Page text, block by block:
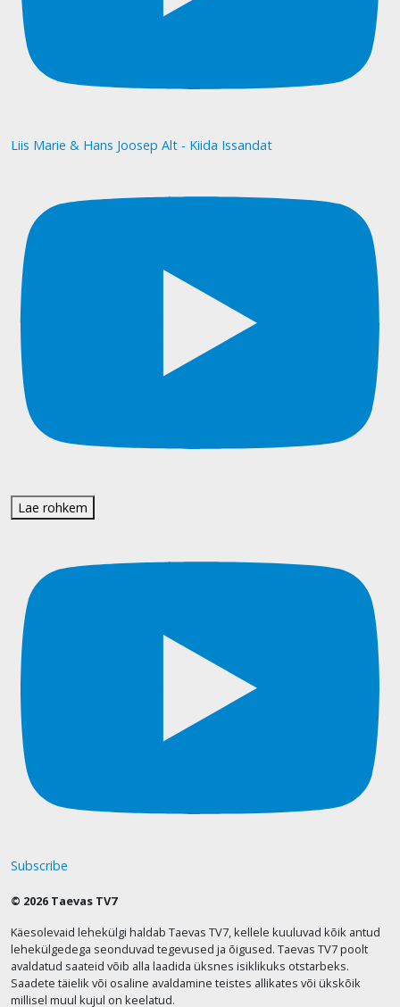
Liis Marie & Hans Joosep Alt - Kiida Issandat
Lae rohkem
Subscribe
© 2026 Taevas TV7
Käesolevaid lehekülgi haldab Taevas TV7, kellele kuuluvad kõik antud
lehekülgedega seonduvad tegevused ja õigused. Taevas TV7 poolt
avaldatud saateid võib alla laadida üksnes isiklikuks otstarbeks.
Saadete täielik või osaline avaldamine teistes allikates või ükskõik
millisel muul kujul on keelatud.